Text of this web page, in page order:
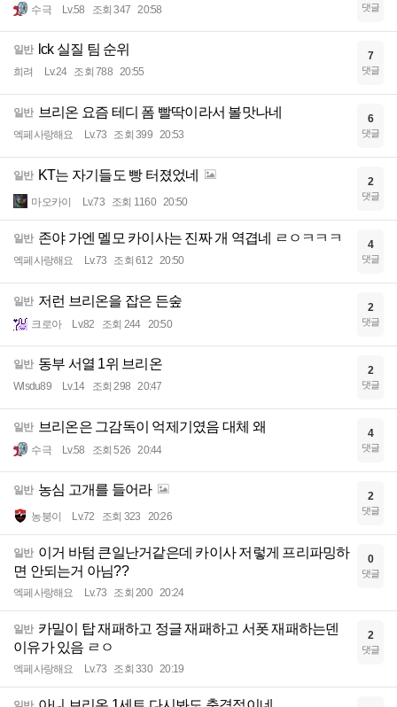
수극 Lv.58 조회 347 20:58 댓글
일반 lck 실질 팀 순위
희려 Lv.24 조회 788 20:55
7
댓글
일반 브리온 요즘 테디 폼 빨딱이라서 볼맛나네
엑페사랑해요 Lv.73 조회 399 20:53
6
댓글
일반 KT는 자기들도 빵 터졌었네
마오카이 Lv.73 조회 1160 20:50
2
댓글
일반 존야 가엔 멜모 카이사는 진짜 개 역겹네 ㄹㅇㅋㅋㅋ
엑페사랑해요 Lv.73 조회 612 20:50
4
댓글
일반 저런 브리온을 잡은 든숲
크로아 Lv.82 조회 244 20:50
2
댓글
일반 동부 서열 1위 브리온
Wlsdu89 Lv.14 조회 298 20:47
2
댓글
일반 브리온은 그감독이 억제기였음 대체 왜
수극 Lv.58 조회 526 20:44
4
댓글
일반 농심 고개를 들어라
농붕이 Lv.72 조회 323 20:26
2
댓글
일반 이거 바텀 큰일난거같은데 카이사 저렇게 프리파밍하
면 안되는거 아님??
엑페사랑해요 Lv.73 조회 200 20:24
0
댓글
일반 카밀이 탑 재패하고 정글 재패하고 서폿 재패하는덴
이유가 있음 ㄹㅇ
엑페사랑해요 Lv.73 조회 330 20:19
2
댓글